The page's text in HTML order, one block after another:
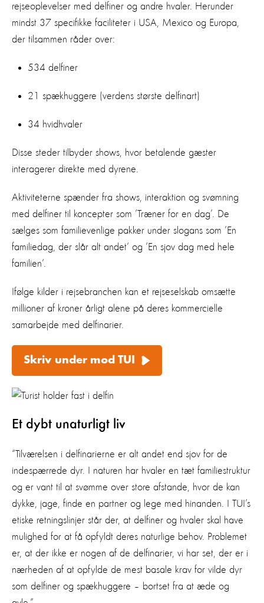
rejseoplevelser med delfiner og andre hvaler. Herunder
mindst 37 specifikke faciliteter i USA, Mexico og Europa,
der tilsammen råder over:
534 delfiner
21 spækhuggere (verdens største delfinart)
34 hvidhvaler
Disse steder tilbyder shows, hvor betalende gæster
interagerer direkte med dyrene.
Aktiviteterne spænder fra shows, interaktion og svømning
med delfiner til koncepter som ’Træner for en dag’. De
sælges som familievenlige pakker under slogans som ’En
familiedag, der slår alt andet’ og ’En sjov dag med hele
familien’.
Ifølge kilder i rejsebranchen kan et rejseselskab omsætte
millioner af kroner årligt alene på deres kommercielle
samarbejde med delfinarier.
Skriv under mod TUI
Et dybt unaturligt liv
“Tilværelsen i delfinarierne er alt andet end sjov for de
indespærrede dyr. I naturen har hvaler en tæt familiestruktur
og er vant til at svømme over store afstande, hvor de kan
dykke, jage, finde en partner og lege med hinanden. I TUI’s
etiske retningslinjer står der, at delfiner og hvaler skal have
mulighed for at få opfyldt deres naturlige behov. Problemet
er, at der ikke er nogen af de delfinarier, vi har set, der er i
nærheden af at opfylde de mest basale krav for vilde dyr
som delfiner og spækhuggere – bortset fra at æde og